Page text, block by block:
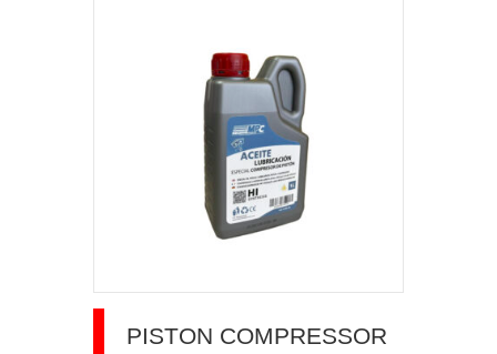
PISTON COMPRESSOR